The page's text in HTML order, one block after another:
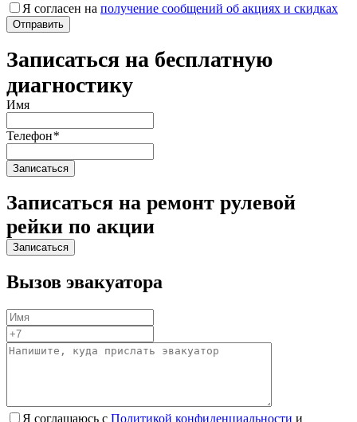
Я согласен на получение сообщений об акциях и скидках
Записаться на бесплатную
диагностику
Имя
Телефон*
Записаться на ремонт рулевой
рейки по акции
Вызов эвакуатора
Я соглашаюсь с Политикой конфиденциальности и